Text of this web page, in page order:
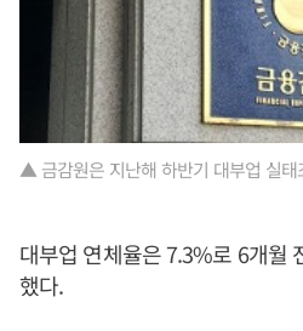
▲ 금감원은 지난해 하반기 대부업 실태
대부업 연체율은 7.3%로 6개월
했다.